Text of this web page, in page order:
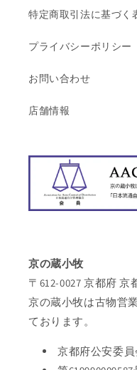
特定商取引法に基づく
プライバシーポリシー
お問い合わせ
店舗情報
京の蔵小牧
〒612-0027 京都府
京の蔵小牧は古物営
ております。
京都府公安委